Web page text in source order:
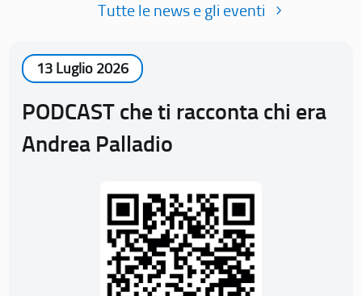
Tutte le news e gli eventi
13 Luglio 2026
PODCAST che ti racconta chi era
Andrea Palladio